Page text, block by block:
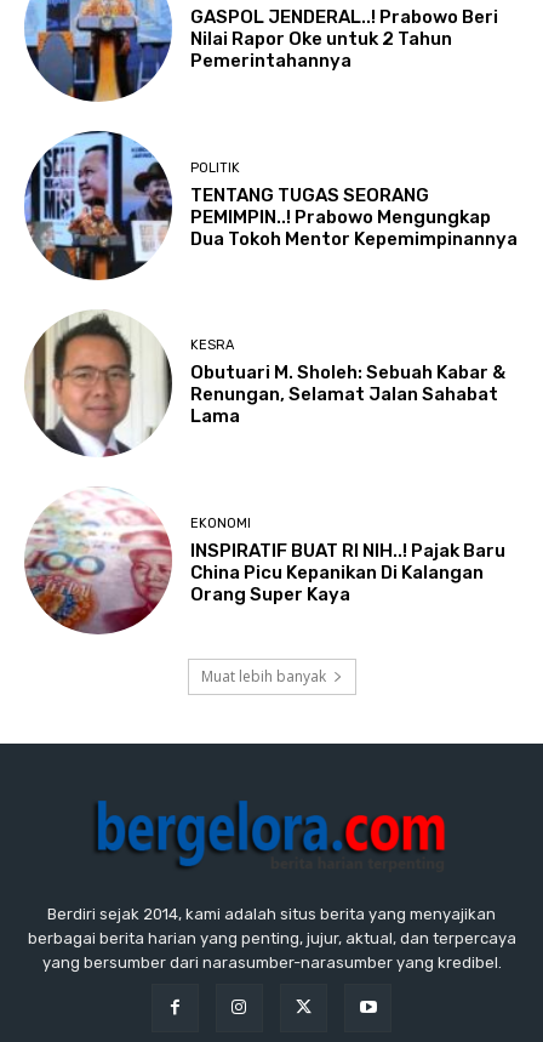
GASPOL JENDERAL..! Prabowo Beri
Nilai Rapor Oke untuk 2 Tahun
Pemerintahannya
POLITIK
TENTANG TUGAS SEORANG
PEMIMPIN..! Prabowo Mengungkap
Dua Tokoh Mentor Kepemimpinannya
KESRA
Obutuari M. Sholeh: Sebuah Kabar &
Renungan, Selamat Jalan Sahabat
Lama
EKONOMI
INSPIRATIF BUAT RI NIH..! Pajak Baru
China Picu Kepanikan Di Kalangan
Orang Super Kaya
Muat lebih banyak
Berdiri sejak 2014, kami adalah situs berita yang menyajikan
berbagai berita harian yang penting, jujur, aktual, dan terpercaya
yang bersumber dari narasumber-narasumber yang kredibel.